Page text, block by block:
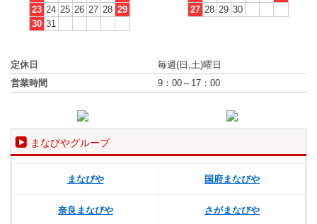
23 24 25 26 27 28 29
30 31
27 28 29 30
定休日
毎週(日,土)曜日
営業時間
9：00～17：00
まなびやグループ
まなびや 国府まなびや
奈良まなびや さがまなびや